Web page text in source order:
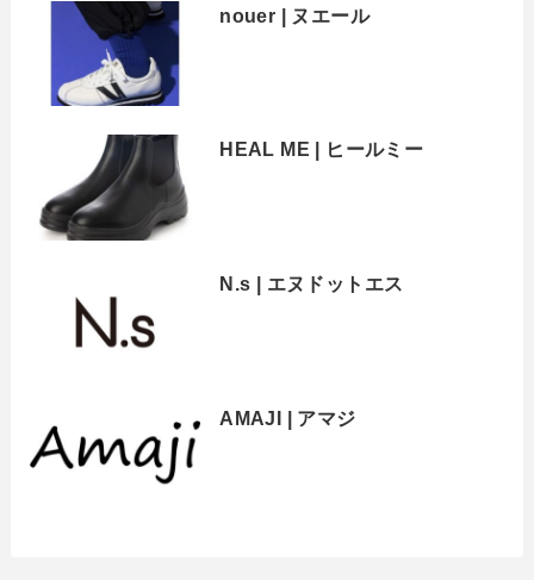
nouer | ヌエール
HEAL ME | ヒールミー
N.s | エヌドットエス
AMAJI | アマジ